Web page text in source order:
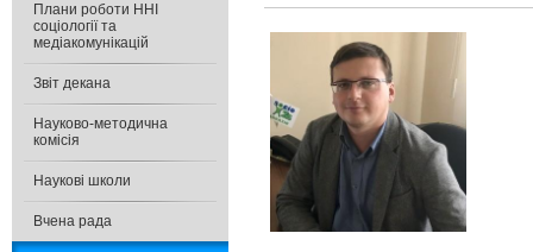
Плани роботи ННІ
соціології та
медіакомунікацій
Звіт декана
Науково-методична
комісія
Наукові школи
Вчена рада